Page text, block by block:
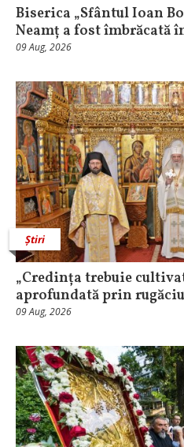
Biserica „Sfântul Ioan
Neamț a fost îmbrăcată
09 Aug, 2026
Știri
„Credința trebuie
aprofundată prin
09 Aug, 2026